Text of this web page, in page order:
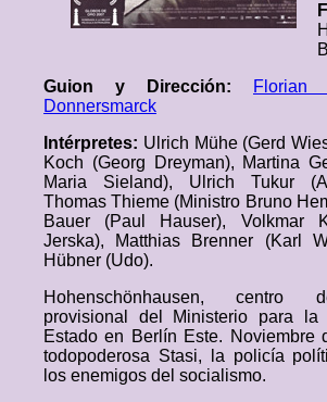
Guion y Dirección:
Florian
Donnersmarck
Intérpretes: Ulrich Mühe (Gerd
Koch (Georg Dreyman), Martina
Maria Sieland), Ulrich Tukur
Thomas Thieme (Ministro Bruno
Bauer (Paul Hauser), Volkmar
Jerska), Matthias Brenner (Karl
Hübner (Udo).
Hohenschönhausen, centro
provisional del Ministerio para la
Estado en Berlín Este. Noviembre
todopoderosa Stasi, la policía
los enemigos del socialismo.